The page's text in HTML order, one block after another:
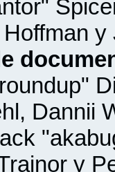
Dannii
y